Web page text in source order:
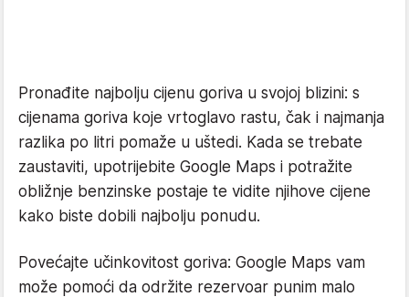
Pronađite najbolju cijenu goriva u svojoj blizini: s
cijenama goriva koje vrtoglavo rastu, čak i najmanja
razlika po litri pomaže u uštedi. Kada se trebate
zaustaviti, upotrijebite Google Maps i potražite
obližnje benzinske postaje te vidite njihove cijene
kako biste dobili najbolju ponudu.
Povećajte učinkovitost goriva: Google Maps vam
može pomoći da održite rezervoar punim malo